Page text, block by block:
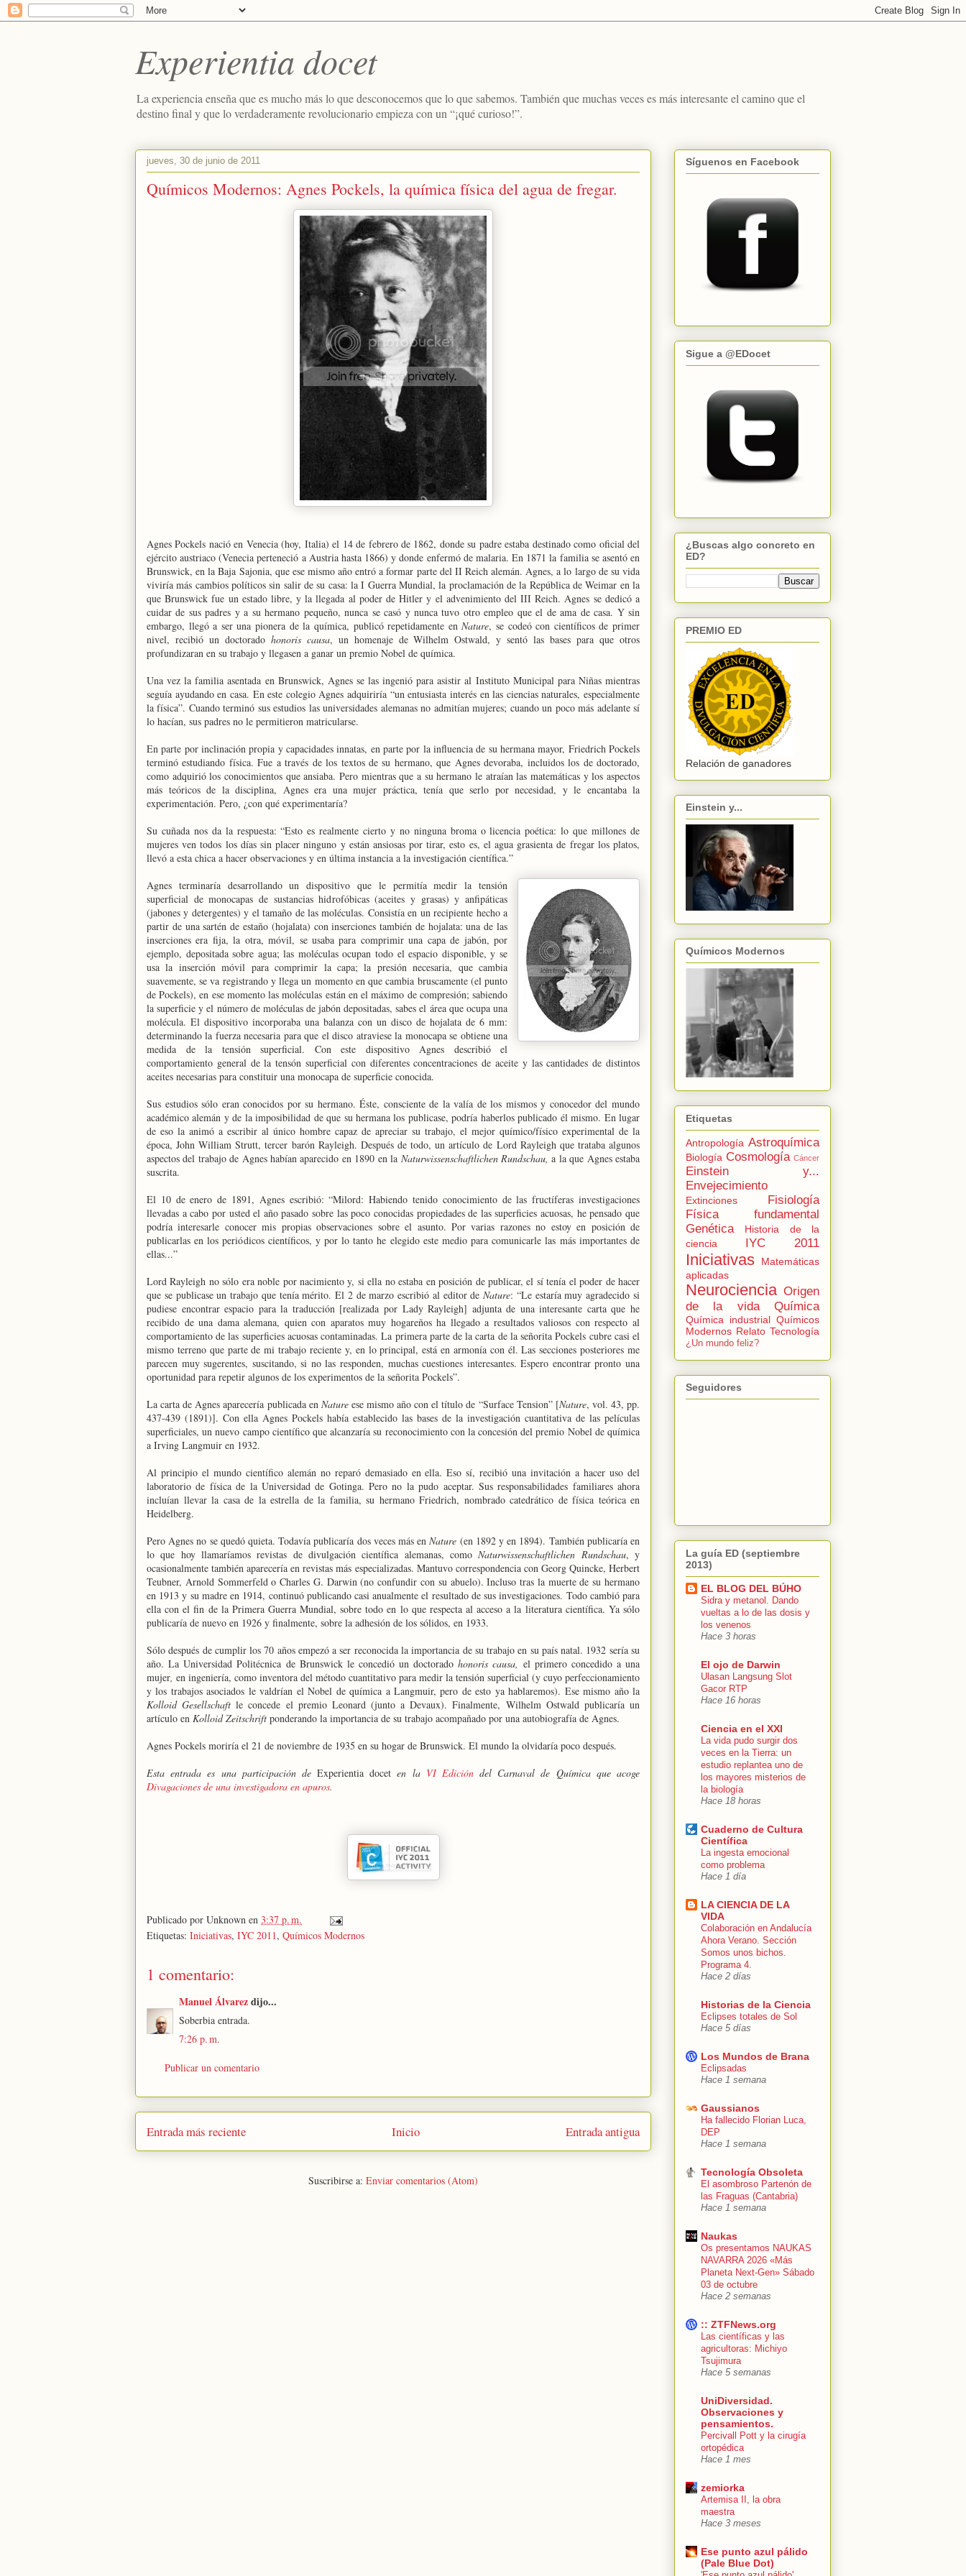
Experientia docet
La experiencia enseña que es mucho más lo que desconocemos que lo que sabemos. También que muchas veces es más interesante el camino que el
destino final y que lo verdaderamente revolucionario empieza con un “¡qué curioso!”.
jueves, 30 de junio de 2011
Químicos Modernos: Agnes Pockels, la química física del agua de fregar.
Agnes Pockels nació en Venecia (hoy, Italia) el 14 de febrero de 1862, donde su padre estaba destinado como oficial del
ejército austriaco (Venecia perteneció a Austria hasta 1866) y donde enfermó de malaria. En 1871 la familia se asentó en
Brunswick, en la Baja Sajonia, que ese mismo año entró a formar parte del II Reich alemán. Agnes, a lo largo de su vida
viviría más cambios políticos sin salir de su casa: la I Guerra Mundial, la proclamación de la República de Weimar en la
que Brunswick fue un estado libre, y la llegada al poder de Hitler y el advenimiento del III Reich. Agnes se dedicó a
cuidar de sus padres y a su hermano pequeño, nunca se casó y nunca tuvo otro empleo que el de ama de casa. Y sin
embargo, llegó a ser una pionera de la química, publicó repetidamente enNature, se codeó con científicos de primer
nivel, recibió un doctorado honoris causa, un homenaje de Wilhelm Ostwald, y sentó las bases para que otros
profundizaran en su trabajo y llegasen a ganar un premio Nobel de química.
Una vez la familia asentada en Brunswick, Agnes se las ingenió para asistir al Instituto Municipal para Niñas mientras
seguía ayudando en casa. En este colegio Agnes adquiriría “un entusiasta interés en las ciencias naturales, especialmente
la física”. Cuando terminó sus estudios las universidades alemanas no admitían mujeres; cuando un poco más adelante sí
lo hacían, sus padres no le permitieron matricularse.
En parte por inclinación propia y capacidades innatas, en parte por la influencia de su hermana mayor, Friedrich Pockels
terminó estudiando física. Fue a través de los textos de su hermano, que Agnes devoraba, incluidos los de doctorado,
como adquirió los conocimientos que ansiaba. Pero mientras que a su hermano le atraían las matemáticas y los aspectos
más teóricos de la disciplina, Agnes era una mujer práctica, tenía que serlo por necesidad, y le encantaba la
experimentación. Pero, ¿con qué experimentaría?
Su cuñada nos da la respuesta: “Esto es realmente cierto y no ninguna broma o licencia poética: lo que millones de
mujeres ven todos los días sin placer ninguno y están ansiosas por tirar, esto es, el agua grasienta de fregar los platos,
llevó a esta chica a hacer observaciones y en última instancia a la investigación científica.”
Agnes terminaría desarrollando un dispositivo que le permitía medir la tensión
superficial de monocapas de sustancias hidrofóbicas (aceites y grasas) y anfipáticas
(jabones y detergentes) y el tamaño de las moléculas. Consistía en un recipiente hecho a
partir de una sartén de estaño (hojalata) con inserciones también de hojalata: una de las
inserciones era fija, la otra, móvil, se usaba para comprimir una capa de jabón, por
ejemplo, depositada sobre agua; las moléculas ocupan todo el espacio disponible, y se
usa la inserción móvil para comprimir la capa; la presión necesaria, que cambia
suavemente, se va registrando y llega un momento en que cambia bruscamente (el punto
de Pockels), en ese momento las moléculas están en el máximo de compresión; sabiendo
la superficie y el número de moléculas de jabón depositadas, sabes el área que ocupa una
molécula. El dispositivo incorporaba una balanza con un disco de hojalata de 6 mm:
determinando la fuerza necesaria para que el disco atraviese la monocapa se obtiene una
medida de la tensión superficial. Con este dispositivo Agnes describió el
comportamiento general de la tensón superficial con diferentes concentraciones de aceite y las cantidades de distintos
aceites necesarias para constituir una monocapa de superficie conocida.
Sus estudios sólo eran conocidos por su hermano. Éste, consciente de la valía de los mismos y conocedor del mundo
académico alemán y de la imposibilidad de que su hermana los publicase, podría haberlos publicado él mismo. En lugar
de eso la animó a escribir al único hombre capaz de apreciar su trabajo, el mejor químico/físico experimental de la
época, John William Strutt, tercer barón Rayleigh. Después de todo, un artículo de Lord Rayleigh que trataba algunos
aspectos del trabajo de Agnes habían aparecido en 1890 en la Naturwissenschaftlichen Rundschau,a la que Agnes estaba
suscrita.
El 10 de enero de 1891, Agnes escribió: “Milord: Habiendo tenido conocimiento de las fructíferas investigaciones
llevadas a cabo por usted el año pasado sobre las poco conocidas propiedades de las superficies acuosas, he pensado que
podría interesarle conocer mis propias observaciones sobre el asunto. Por varias razones no estoy en posición de
publicarlas en los periódicos científicos, y por lo tanto he elegido este medio para comunicarle las más importantes de
ellas...”
Lord Rayleigh no sólo era noble por nacimiento y, si ella no estaba en posición de publicar, el sí tenía el poder de hacer
que se publicase un trabajo que tenía mérito. El 2 de marzo escribió al editor deNature: “Le estaría muy agradecido si
pudiese encontrar espacio para la traducción [realizada por Lady Rayleigh] adjunta de una interesante carta que he
recibido de una dama alemana, quien con aparatos muy hogareños ha llegado a resultados valiosos con respecto al
comportamiento de las superficies acuosas contaminadas. La primera parte de la carta de la señorita Pockels cubre casi el
mismo terreno que parte de mi trabajo reciente y, en lo principal, está en armonía con él. Las secciones posteriores me
parecen muy sugerentes, suscitando, si no las responden, muchas cuestiones interesantes. Espero encontrar pronto una
oportunidad para repetir algunos de los experimentos de la señorita Pockels”.
La carta de Agnes aparecería publicada en Natureese mismo año con el título de “Surface Tension” [Nature, vol. 43, pp.
437-439 (1891)]. Con ella Agnes Pockels había establecido las bases de la investigación cuantitativa de las películas
superficiales, un nuevo campo científico que alcanzaría su reconocimiento con la concesión del premio Nobel de química
a Irving Langmuir en 1932.
Al principio el mundo científico alemán no reparó demasiado en ella. Eso sí, recibió una invitación a hacer uso del
laboratorio de física de la Universidad de Gotinga. Pero no la pudo aceptar. Sus responsabilidades familiares ahora
incluían llevar la casa de la estrella de la familia, su hermano Friedrich, nombrado catedrático de física teórica en
Heidelberg.
Pero Agnes no se quedó quieta. Todavía publicaría dos veces más enNature (en 1892 y en 1894). También publicaría en
lo que hoy llamaríamos revistas de divulgación científica alemanas, comoNaturwissenschaftlichen Rundschau, y
ocasionalmente también aparecería en revistas más especializadas. Mantuvo correspondencia con Georg Quincke, Herbert
Teubner, Arnold Sommerfeld o Charles G. Darwin (no confundir con su abuelo). Incluso tras la muerte de su hermano
en 1913 y su madre en 1914, continuó publicando casi anualmente el resultado de sus investigaciones. Todo cambió para
ella con el fin de la Primera Guerra Mundial, sobre todo en lo que respecta al acceso a la literatura científica. Ya sólo
publicaría de nuevo en 1926 y finalmente, sobre la adhesión de los sólidos, en 1933.
Sólo después de cumplir los 70 años empezó a ser reconocida la importancia de su trabajo en su país natal. 1932 sería su
año. La Universidad Politécnica de Brunswick le concedió un doctoradohonoris causa, el primero concedido a una
mujer, en ingeniería, como inventora del método cuantitativo para medir la tensión superficial (y cuyo perfeccionamiento
y los trabajos asociados le valdrían el Nobel de química a Langmuir, pero de esto ya hablaremos). Ese mismo año la
Kolloid Gesellschaft le concede el premio Leonard (junto a Devaux). Finalmente, Wilhelm Ostwald publicaría un
artículo en Kolloid Zeitschrift ponderando la importancia de su trabajo acompañado por una autobiografía de Agnes.
Agnes Pockels moriría el 21 de noviembre de 1935 en su hogar de Brunswick. El mundo la olvidaría poco después.
Esta entrada es una participación deExperientia docet en la VI Edicióndel Carnaval de Química que acoge
Divagaciones de una investigadora en apuros.
Publicado por Unknown en 3:37 p. m.
Etiquetas: Iniciativas, IYC 2011, Químicos Modernos
1 comentario:
Manuel Álvarezdijo...
Soberbia entrada.
7:26 p. m.
Publicar un comentario
Entrada más reciente Entrada antigua
Inicio
Suscribirse a: Enviar comentarios (Atom)
Síguenos en Facebook
Sigue a @EDocet
¿Buscas algo concreto en
ED?
PREMIO ED
Relación de ganadores
Einstein y...
Químicos Modernos
Etiquetas
Antropología Astroquímica
Biología Cosmología Cáncer
Einstein y...
Envejecimiento
Extinciones
Fisiología
Física fundamental
Genética
Historia de la
ciencia
IYC 2011
Iniciativas
Matemáticas
aplicadas
Neurociencia Origen
de la vida
Química
Química industrial Químicos
Modernos Relato Tecnología
¿Un mundo feliz?
Seguidores
La guía ED (septiembre
2013)
EL BLOG DEL BÚHO
Sidra y metanol. Dando
vueltas a lo de las dosis y
los venenos
Hace 3 horas
El ojo de Darwin
Ulasan Langsung Slot
Gacor RTP
Hace 16 horas
Ciencia en el XXI
La vida pudo surgir dos
veces en la Tierra: un
estudio replantea uno de
los mayores misterios de
la biología
Hace 18 horas
Cuaderno de Cultura
Científica
La ingesta emocional
como problema
Hace 1 día
LA CIENCIA DE LA
VIDA
Colaboración en Andalucía
Ahora Verano. Sección
Somos unos bichos.
Programa 4.
Hace 2 días
Historias de la Ciencia
Eclipses totales de Sol
Hace 5 días
Los Mundos de Brana
Eclipsadas
Hace 1 semana
Gaussianos
Ha fallecido Florian Luca,
DEP
Hace 1 semana
Tecnología Obsoleta
El asombroso Partenón de
las Fraguas (Cantabria)
Hace 1 semana
Naukas
Os presentamos NAUKAS
NAVARRA 2026 «Más
Planeta Next-Gen» Sábado
03 de octubre
Hace 2 semanas
:: ZTFNews.org
Las científicas y las
agricultoras: Michiyo
Tsujimura
Hace 5 semanas
UniDiversidad.
Observaciones y
pensamientos.
Percivall Pott y la cirugía
ortopédica
Hace 1 mes
zemiorka
Artemisa II, la obra
maestra
Hace 3 meses
Ese punto azul pálido
(Pale Blue Dot)